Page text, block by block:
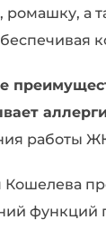
ромашку, а
работы
Кошелева
функций